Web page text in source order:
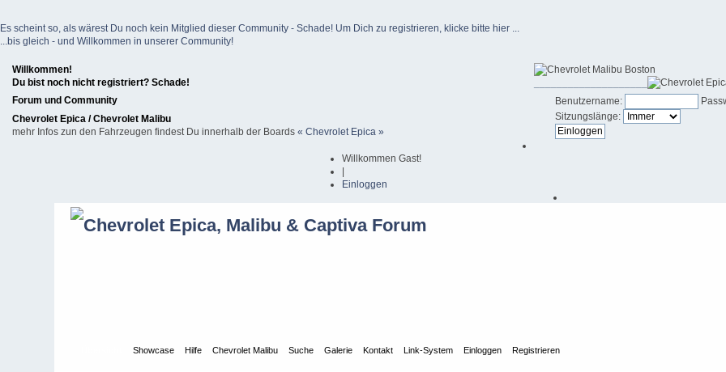
Es scheint so, als wärest Du noch kein Mitglied dieser Community - Schade! Um Dich zu registrieren, klicke bitte hier ...
...bis gleich - und Willkommen in unserer Community!
Willkommen!
Du bist noch nicht registriert? Schade!
Forum und Community
Chevrolet Epica / Chevrolet Malibu
mehr Infos zun den Fahrzeugen findest Du innerhalb der Boards « Chevrolet Epica »
Benutzername:
Sitzungslänge:
Willkommen Gast!
Einloggen
Showcase Hilfe Chevrolet Malibu Suche Galerie Kontakt Link-System Einloggen Registrieren